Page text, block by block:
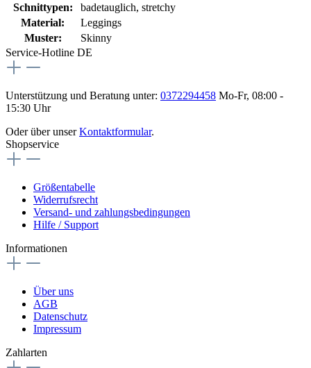
Schnittypen:
badetauglich, stretchy
Material:
Leggings
Muster:
Skinny
Service-Hotline DE
Unterstützung und Beratung unter: 0372294458 Mo-Fr, 08:00 -
15:30 Uhr
Oder über unserKontaktformular.
Shopservice
Größentabelle
Widerrufsrecht
Versand- und zahlungsbedingungen
Hilfe / Support
Informationen
Über uns
AGB
Datenschutz
Impressum
Zahlarten